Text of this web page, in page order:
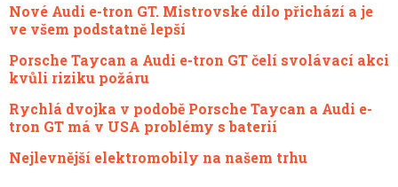
Nové Audi e-tron GT. Mistrovské dílo přichází a je
ve všem podstatně lepší
Porsche Taycan a Audi e-tron GT čelí svolávací akci
kvůli riziku požáru
Rychlá dvojka v podobě Porsche Taycan a Audi e-
tron GT má v USA problémy s baterií
Nejlevnější elektromobily na našem trhu